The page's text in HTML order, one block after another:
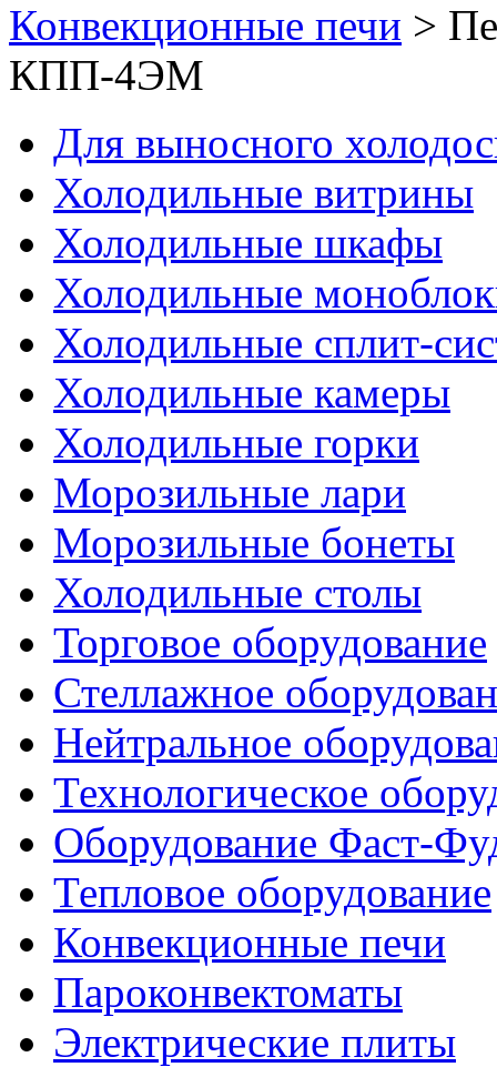
Конвекционные печи >
КПП-4ЭМ
Для выносного
Холодильные витрины
Холодильные шкафы
Холодильные
Холодильные сплит-
Холодильные камеры
Холодильные горки
Морозильные лари
Морозильные бонеты
Холодильные столы
Торговое оборудование
Стеллажное
Нейтральное
Технологическое
Оборудование Фаст-
Тепловое оборудование
Конвекционные печи
Пароконвектоматы
Электрические плиты